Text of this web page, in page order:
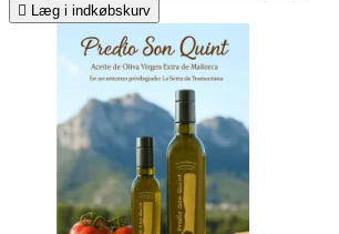

Læg i indkøbskurv